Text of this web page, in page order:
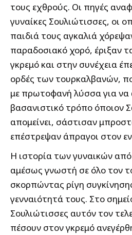
τους εχθρούς. Οι πηγές
γυναίκες Σουλιώτισσες, οι
παιδιά τους αγκαλιά
παραδοσιακό χορό, έριξαν
γκρεμό και στην συνέχεια
ορδές των τουρκαλβανών,
με πρωτοφανή λύσσα για
βασανιστικό τρόπο όποιον
απομείνει, σάστισαν
επέστρεψαν άπραγοι στον
Η ιστορία των γυναικών από
αμέσως γνωστή σε όλο τον
σκορπώντας ρίγη
γενναιότητά τους. Στο
Σουλιώτισσες αυτόν τον
πέσουν στον γκρεμό